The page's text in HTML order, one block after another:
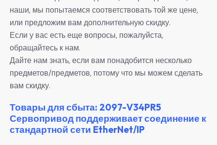
наши, мы попытаемся соответствовать той же цене,
или предложим вам дополнительную скидку.
Если у вас есть еще вопросы, пожалуйста,
обращайтесь к нам.
Дайте нам знать, если вам понадобится несколько
предметов/предметов, потому что мы можем сделать
вам скидку.
Товары для сбыта: 2097-V34PR5
Сервопривод поддерживает соединение к
стандартной сети EtherNet/IP